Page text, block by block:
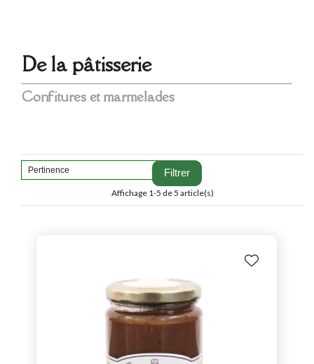
De la pâtisserie
Confitures et marmelades
Filtrer
Affichage 1-5 de 5 article(s)